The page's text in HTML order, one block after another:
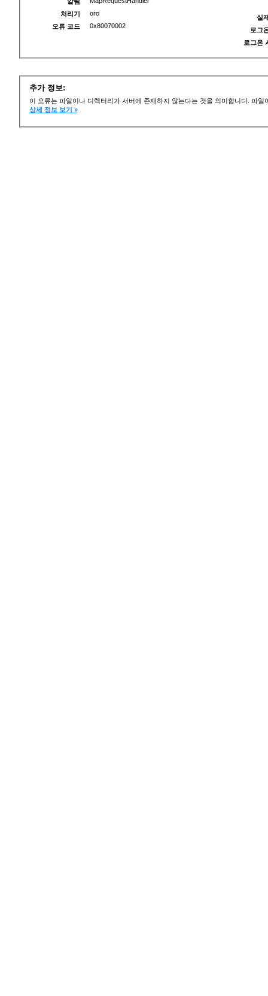
처리기
oro
오류 코드
0x80070002
실
로그
로그온
추가 정보:
이 오류는 파일이나 디렉터리가 서버에 존재하지 않는다는 것을 의미합니다. 파
상세 정보 보기 »